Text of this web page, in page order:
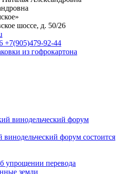
шоссе, д. 50/26
+7(905)479-92-44
из гофрокартона
форум состоится